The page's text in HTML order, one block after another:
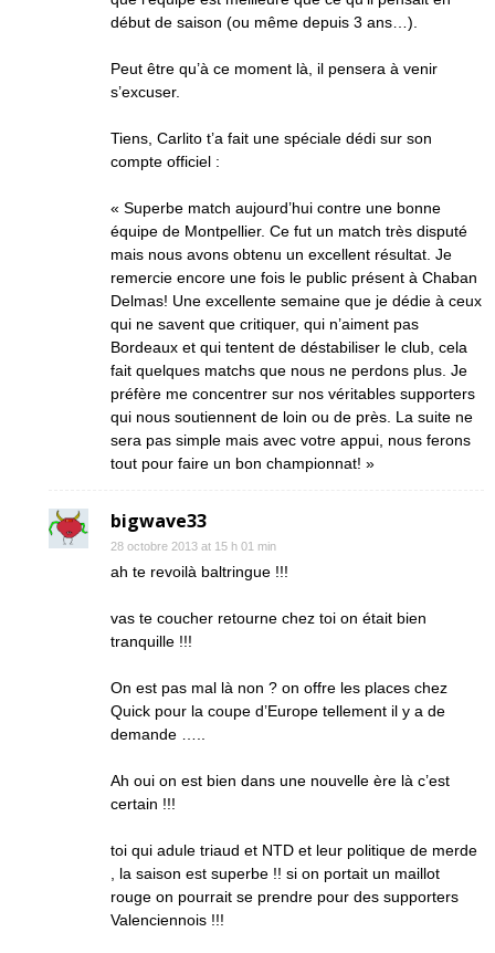
début de saison (ou même depuis 3 ans…).
Peut être qu’à ce moment là, il pensera à venir
s’excuser.
Tiens, Carlito t’a fait une spéciale dédi sur son
compte officiel :
« Superbe match aujourd’hui contre une bonne
équipe de Montpellier. Ce fut un match très disputé
mais nous avons obtenu un excellent résultat. Je
remercie encore une fois le public présent à Chaban
Delmas! Une excellente semaine que je dédie à ceux
qui ne savent que critiquer, qui n’aiment pas
Bordeaux et qui tentent de déstabiliser le club, cela
fait quelques matchs que nous ne perdons plus. Je
préfère me concentrer sur nos véritables supporters
qui nous soutiennent de loin ou de près. La suite ne
sera pas simple mais avec votre appui, nous ferons
tout pour faire un bon championnat! »
bigwave33
28 octobre 2013 at 15 h 01 min
ah te revoilà baltringue !!!
vas te coucher retourne chez toi on était bien
tranquille !!!
On est pas mal là non ? on offre les places chez
Quick pour la coupe d’Europe tellement il y a de
demande …..
Ah oui on est bien dans une nouvelle ère là c’est
certain !!!
toi qui adule triaud et NTD et leur politique de merde
, la saison est superbe !! si on portait un maillot
rouge on pourrait se prendre pour des supporters
Valenciennois !!!